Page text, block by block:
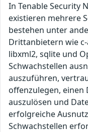
In Tenable Security
existieren mehrere
bestehen unter
Drittanbietern wie
libxml2, sqlite und
Schwachstellen
auszuführen,
offenzulegen, einen
auszulösen und
erfolgreiche
Schwachstellen